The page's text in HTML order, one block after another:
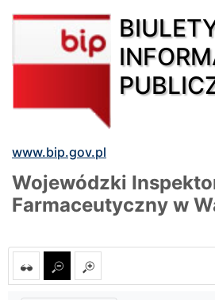
www.bip.gov.pl
Wojewódzki
Farmaceutyczny w